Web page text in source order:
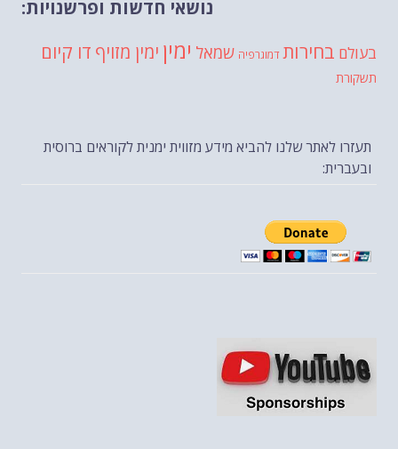
נושאי חדשות ופרשנויות:
בעולם בחירות דמוגרפיה שמאל ימין ימין מזויף דו קיום
תשקורת
תעזרו לאתר שלנו להביא מידע מזווית ימנית לקוראים ברוסית
ובעברית: